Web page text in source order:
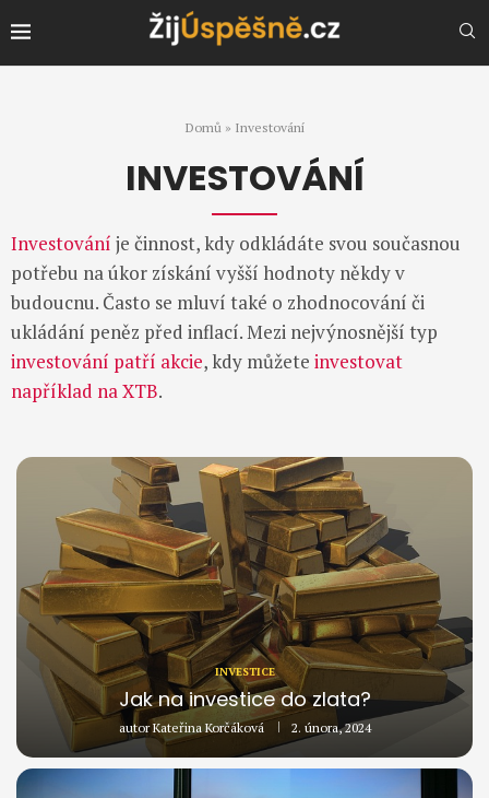
Domů » Investování
INVESTOVÁNÍ
Investování je činnost, kdy odkládáte svou současnou
potřebu na úkor získání vyšší hodnoty někdy v
budoucnu. Často se mluví také o zhodnocování či
ukládání peněz před inflací. Mezi nejvýnosnější typ
investování patří akcie, kdy můžete investovat
například na XTB.
INVESTICE
Jak na investice do zlata?
autorKateřina Korčáková 2. února, 2024